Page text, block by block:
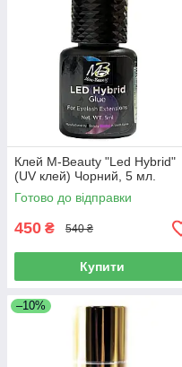
Клей M-Beauty "Led Hybrid"
(UV клей) Чорний, 5 мл.
Готово до відправки
450 ₴ 540 ₴
Купити
–10%